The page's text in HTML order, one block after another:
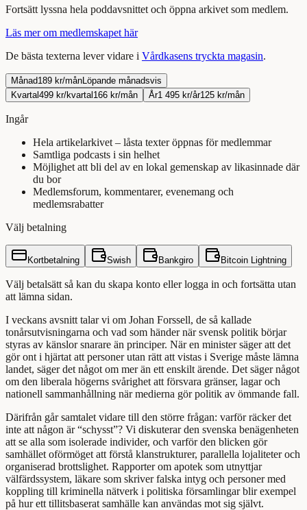
Fortsätt lyssna hela poddavsnittet och öppna arkivet som medlem.
Läs mer om medlemskapet här
De bästa texterna lever vidare i Vårdkasens tryckta magasin.
Månad189 kr/månLöpande månadsvis
Kvartal499 kr/kvartal166 kr/mån År1 495 kr/år125 kr/mån
Ingår
Hela artikelarkivet – låsta texter öppnas för medlemmar
Samtliga podcasts i sin helhet
Möjlighet att bli del av en lokal gemenskap av likasinnade där
du bor
Medlemsforum, kommentarer, evenemang och
medlemsrabatter
Välj betalning
Kortbetalning Swish Bankgiro Bitcoin Lightning
Välj betalsätt så kan du skapa konto eller logga in och fortsätta utan
att lämna sidan.
I veckans avsnitt talar vi om Johan Forssell, de så kallade
tonårsutvisningarna och vad som händer när svensk politik börjar
styras av känslor snarare än principer. När en minister säger att det
gör ont i hjärtat att personer utan rätt att vistas i Sverige måste lämna
landet, säger det något om mer än ett enskilt ärende. Det säger något
om den liberala högerns svårighet att försvara gränser, lagar och
nationell sammanhållning när medierna gör politik av ömmande fall.
Därifrån går samtalet vidare till den större frågan: varför räcker det
inte att någon är “schysst”? Vi diskuterar den svenska benägenheten
att se alla som isolerade individer, och varför den blicken gör
samhället oförmöget att förstå klanstrukturer, parallella lojaliteter och
organiserad brottslighet. Rapporter om apotek som utnyttjar
välfärdssystem, läkare som skriver falska intyg och personer med
koppling till kriminella nätverk i politiska församlingar blir exempel
på hur ett tillitsbaserat samhälle kan användas mot sig självt.